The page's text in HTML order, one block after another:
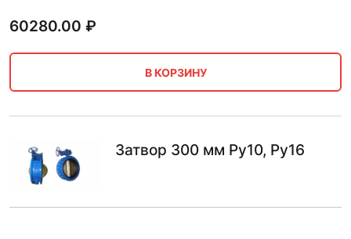
60280.00 ₽
В КОРЗИНУ
Затвор 300 мм Ру10, Ру16